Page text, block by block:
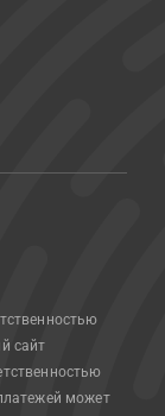
сайт
может